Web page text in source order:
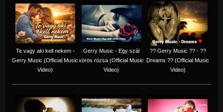
Te vagy aki kell nekem -
Gerry Music (Official Music
Video)
Gerry Music - Egy szál
vörös rózsa (Official Music
Video)
?? Gerry Music ?? - ??
Dreams ?? (Official Music
Video)